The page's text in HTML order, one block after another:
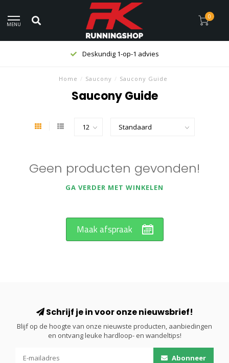
MENU
0
Deskundig 1-op-1 advies
Home / Saucony / Saucony Guide
Saucony Guide
Geen producten gevonden!
GA VERDER MET WINKELEN
Maak afspraak
Schrijf je in voor onze nieuwsbrief!
Blijf op de hoogte van onze nieuwste producten, aanbiedingen
en ontvang leuke hardloop- en wandeltips!
Abonneer